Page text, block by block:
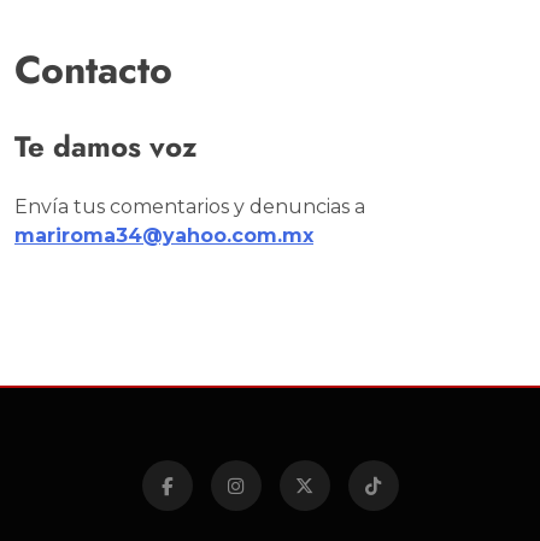
Contacto
Te damos voz
Envía tus comentarios y denuncias a
mariroma34@yahoo.com.mx